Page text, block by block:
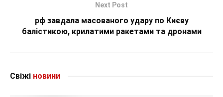
Next Post
рф завдала масованого удару по Києву
балістикою, крилатими ракетами та дронами
Свіжі новини